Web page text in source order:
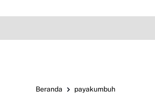
Beranda payakumbuh